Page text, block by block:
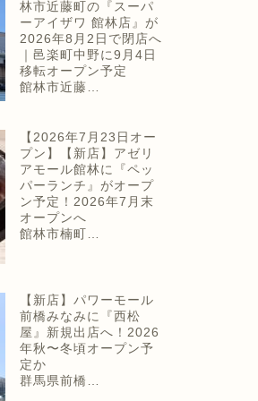
林市近藤町の『スーパ
ーアイザワ 館林店』が
2026年8月2日で閉店へ
｜邑楽町中野に9月4日
移転オープン予定
館林市近藤…
【2026年7月23日オー
プン】【新店】アゼリ
アモール館林に『ペッ
パーランチ』がオープ
ン予定！2026年7月末
オープンへ
館林市楠町…
【新店】パワーモール
前橋みなみに『西松
屋』新規出店へ！2026
年秋〜冬頃オープン予
定か
群馬県前橋…